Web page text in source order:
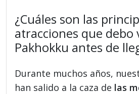
¿Cuáles son las
atracciones que debo
Pakhokku antes de
Durante muchos años,
han salido a la caza de las